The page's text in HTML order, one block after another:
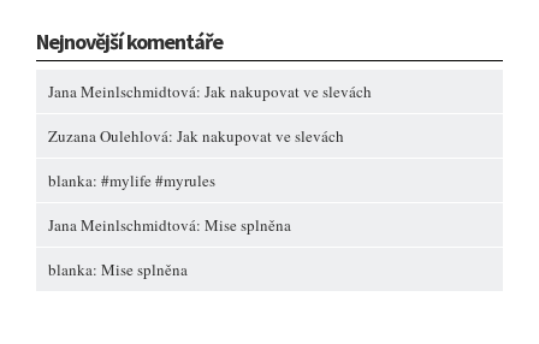
Nejnovější komentáře
Jana Meinlschmidtová: Jak nakupovat ve slevách
Zuzana Oulehlová: Jak nakupovat ve slevách
blanka: #mylife #myrules
Jana Meinlschmidtová: Mise splněna
blanka: Mise splněna